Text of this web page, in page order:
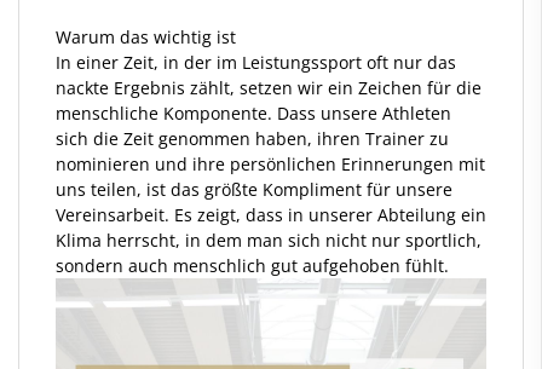
Warum das wichtig ist
In einer Zeit, in der im Leistungssport oft nur das
nackte Ergebnis zählt, setzen wir ein Zeichen für die
menschliche Komponente. Dass unsere Athleten
sich die Zeit genommen haben, ihren Trainer zu
nominieren und ihre persönlichen Erinnerungen mit
uns teilen, ist das größte Kompliment für unsere
Vereinsarbeit. Es zeigt, dass in unserer Abteilung ein
Klima herrscht, in dem man sich nicht nur sportlich,
sondern auch menschlich gut aufgehoben fühlt.